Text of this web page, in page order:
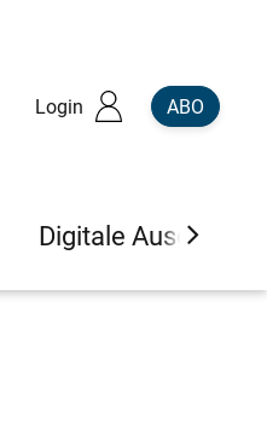
Login ABO
Digitale Ausgaben